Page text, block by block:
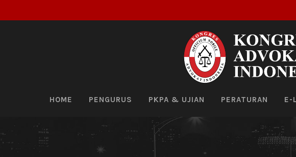
HOME PENGURUS PKPA & UJIAN PERATURAN E-